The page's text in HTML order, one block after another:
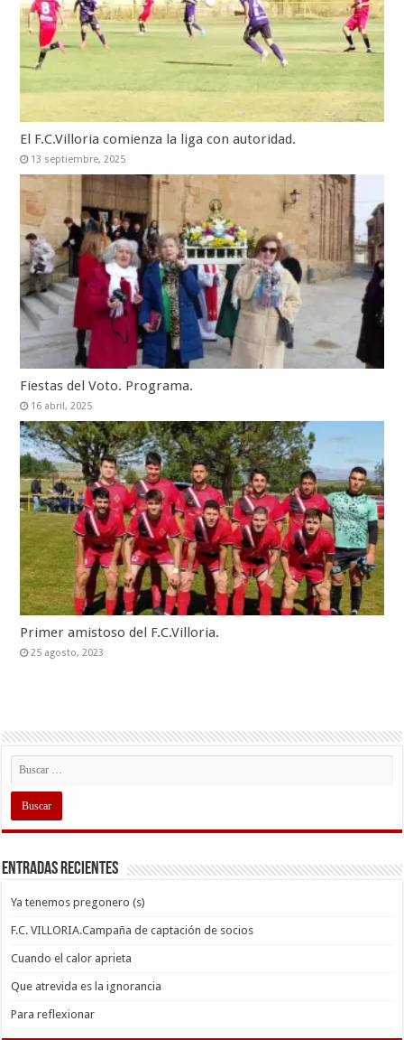
El F.C.Villoria comienza la liga con autoridad.
13 septiembre, 2025
Fiestas del Voto. Programa.
16 abril, 2025
Primer amistoso del F.C.Villoria.
25 agosto, 2023
Entradas recientes
Ya tenemos pregonero (s)
F.C. VILLORIA.Campaña de captación de socios
Cuando el calor aprieta
Que atrevida es la ignorancia
Para reflexionar